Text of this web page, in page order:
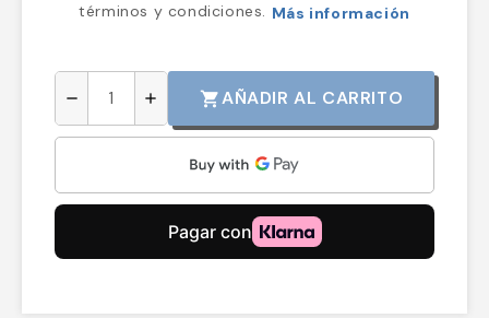
términos y condiciones. Más información
remove add shopping_cartAÑADIR AL CARRITO